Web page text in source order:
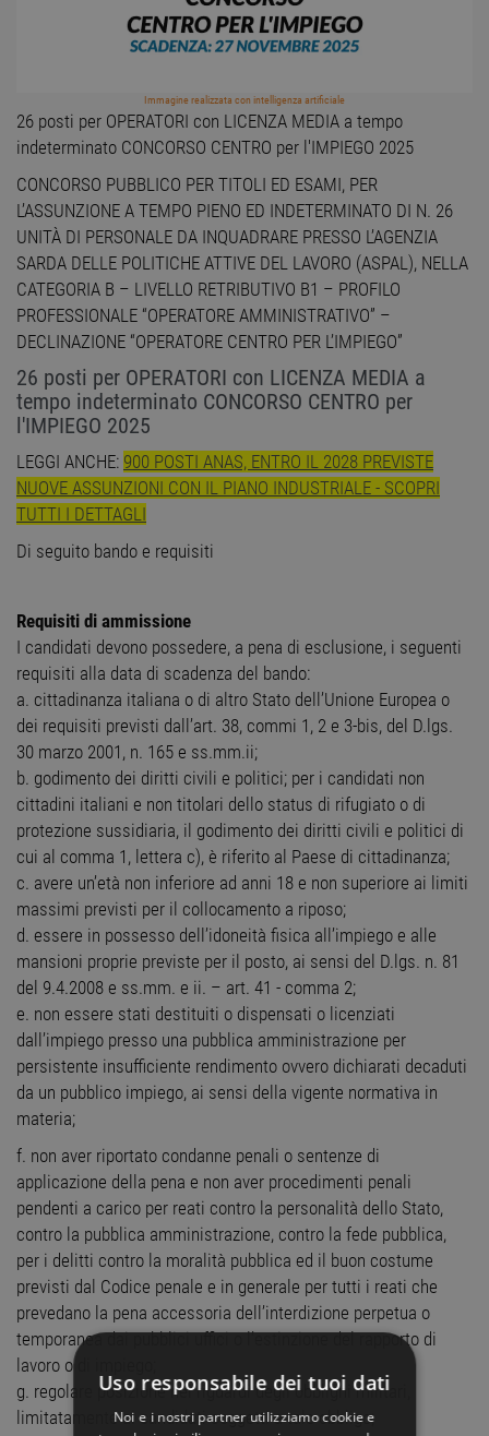
Immagine realizzata con intelligenza artificiale
26 posti per OPERATORI con LICENZA MEDIA a tempo
indeterminato CONCORSO CENTRO per l'IMPIEGO 2025
CONCORSO PUBBLICO PER TITOLI ED ESAMI, PER
L’ASSUNZIONE A TEMPO PIENO ED INDETERMINATO DI N. 26
UNITÀ DI PERSONALE DA INQUADRARE PRESSO L’AGENZIA
SARDA DELLE POLITICHE ATTIVE DEL LAVORO (ASPAL), NELLA
CATEGORIA B – LIVELLO RETRIBUTIVO B1 – PROFILO
PROFESSIONALE “OPERATORE AMMINISTRATIVO” –
DECLINAZIONE “OPERATORE CENTRO PER L’IMPIEGO”
26 posti per OPERATORI con LICENZA MEDIA a
tempo indeterminato CONCORSO CENTRO per
l'IMPIEGO 2025
LEGGI ANCHE: 900 POSTI ANAS, ENTRO IL 2028 PREVISTE
NUOVE ASSUNZIONI CON IL PIANO INDUSTRIALE - SCOPRI
TUTTI I DETTAGLI
Di seguito bando e requisiti
Requisiti di ammissione
I candidati devono possedere, a pena di esclusione, i seguenti
requisiti alla data di scadenza del bando:
a. cittadinanza italiana o di altro Stato dell’Unione Europea o
dei requisiti previsti dall’art. 38, commi 1, 2 e 3-bis, del D.lgs.
30 marzo 2001, n. 165 e ss.mm.ii;
b. godimento dei diritti civili e politici; per i candidati non
cittadini italiani e non titolari dello status di rifugiato o di
protezione sussidiaria, il godimento dei diritti civili e politici di
cui al comma 1, lettera c), è riferito al Paese di cittadinanza;
c. avere un’età non inferiore ad anni 18 e non superiore ai limiti
massimi previsti per il collocamento a riposo;
d. essere in possesso dell’idoneità fisica all’impiego e alle
mansioni proprie previste per il posto, ai sensi del D.lgs. n. 81
del 9.4.2008 e ss.mm. e ii. – art. 41 - comma 2;
e. non essere stati destituiti o dispensati o licenziati
dall’impiego presso una pubblica amministrazione per
persistente insufficiente rendimento ovvero dichiarati decaduti
da un pubblico impiego, ai sensi della vigente normativa in
materia;
f. non aver riportato condanne penali o sentenze di
applicazione della pena e non aver procedimenti penali
pendenti a carico per reati contro la personalità dello Stato,
contro la pubblica amministrazione, contro la fede pubblica,
per i delitti contro la moralità pubblica ed il buon costume
previsti dal Codice penale e in generale per tutti i reati che
prevedano la pena accessoria dell’interdizione perpetua o
temporanea dai pubblici uffici o l’estinzione del rapporto di
lavoro o di impiego;
g. regolare posizione nei riguardi degli obblighi militari,
limitatamente ai candidati soggetti a tale obbligo;
Uso responsabile dei tuoi dati
Noi e i nostri partner utilizziamo cookie e